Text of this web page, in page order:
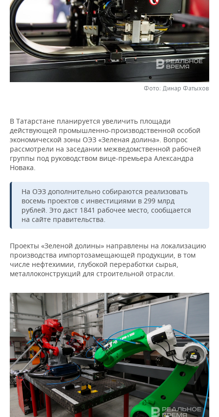
НЕФТЕХИМИЯ
НЕФТЬ
ОПК
ЭНЕРГЕТИКА
РОЗНИЧНАЯ ТОРГОВЛЯ
ТРАНСПОРТ
УСЛУГИ
НОВОСТИ ТЕХНОЛОГИЙ
IT
МЕДИА
МЕРОПРИЯТИЯ
НОВОСТИ МЕРОПРИЯТИЙ
ВЫЕЗДНАЯ РЕДАКЦИЯ
ОТКРЫТАЯ ЛЕКЦИЯ
СПОРТ
НОВОСТИ СПОРТА
БАСКЕТБОЛ
ВОЛЕЙБОЛ
ФИГУРНОЕ КАТАНИЕ
ВОДНЫЕ ВИДЫ СПОРТА
ХОККЕЙ С МЯЧОМ
ОБЩЕСТВО
ИНФРАСТРУКТУРА
ИСТОРИЯ
МЕДИЦИНА
ОБРАЗОВАНИЕ
ПРОИСШЕСТВИЯ
СПРАВОЧНИК
СПИСОК ПЕРСОН
ПОЛНАЯ ВЕРСИЯ
Фото: Динар Фатыхов
В Татарстане планируется увеличить площади
действующей промышленно-производственной особой
экономической зоны ОЭЗ «Зеленая долина». Вопрос
рассмотрели на заседании межведомственной рабочей
группы под руководством вице-премьера Александра
Новака.
На ОЭЗ дополнительно собираются реализовать
восемь проектов с инвестициями в 299 млрд
рублей. Это даст 1841 рабочее место, сообщается
на сайте правительства.
Проекты «Зеленой долины» направлены на локализацию
производства импортозамещающей продукции, в том
числе нефтехимии, глубокой переработки сырья,
металлоконструкций для строительной отрасли.